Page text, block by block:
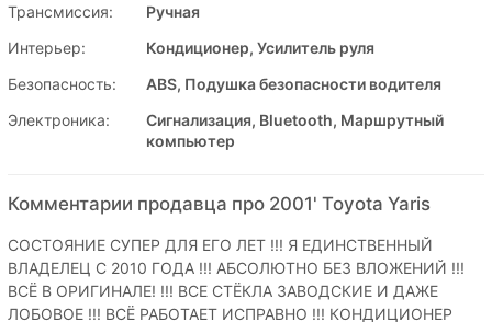
Трансмиссия:
Ручная
Интерьер:
Кондиционер, Усилитель руля
Безопасность:
ABS, Подушка безопасности водителя
Электроника:
Сигнализация, Bluetooth, Маршрутный
компьютер
Комментарии продавца про 2001' Toyota Yaris
СОСТОЯНИЕ СУПЕР ДЛЯ ЕГО ЛЕТ !!! Я ЕДИНСТВЕННЫЙ
ВЛАДЕЛЕЦ С 2010 ГОДА !!! АБСОЛЮТНО БЕЗ ВЛОЖЕНИЙ !!!
ВСЁ В ОРИГИНАЛЕ! !!! ВСЕ СТЁКЛА ЗАВОДСКИЕ И ДАЖЕ
ЛОБОВОЕ !!! ВСЁ РАБОТАЕТ ИСПРАВНО !!! КОНДИЦИОНЕР